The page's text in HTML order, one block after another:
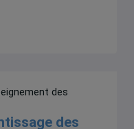
des
des